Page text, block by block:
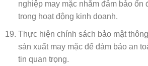
nghiệp may mặc nhằm đảm bảo ổn
trong hoạt động kinh doanh.
Thực hiện chính sách bảo mật
sản xuất may mặc để đảm bảo an
tin quan trọng.